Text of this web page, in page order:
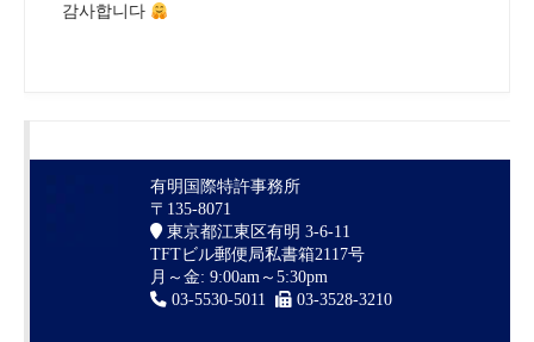
감사합니다
有明国際特許事務所
〒135-8071
東京都江東区有明 3-6-11
TFTビル郵便局私書箱2117号
月～金: 9:00am～5:30pm
03-5530-5011
03-3528-3210